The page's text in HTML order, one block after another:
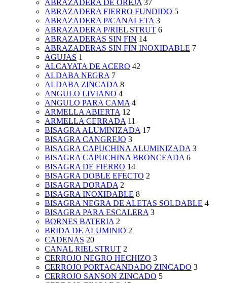
ABRAZADERA DE OREJA 37
ABRAZADERA FIERRO FUNDIDO 5
ABRAZADERA P/CANALETA 3
ABRAZADERA P/RIEL STRUT 6
ABRAZADERAS SIN FIN 14
ABRAZADERAS SIN FIN INOXIDABLE 7
AGUJAS 1
ALCAYATA DE ACERO 42
ALDABA NEGRA 7
ALDABA ZINCADA 8
ANGULO LIVIANO 4
ANGULO PARA CAMA 4
ARMELLA ABIERTA 12
ARMELLA CERRADA 11
BISAGRA ALUMINIZADA 17
BISAGRA CANGREJO 3
BISAGRA CAPUCHINA ALUMINIZADA 3
BISAGRA CAPUCHINA BRONCEADA 6
BISAGRA DE FIERRO 14
BISAGRA DOBLE EFECTO 2
BISAGRA DORADA 2
BISAGRA INOXIDABLE 8
BISAGRA NEGRA DE ALETAS SOLDABLE 4
BISAGRA PARA ESCALERA 3
BORNES BATERIA 2
BRIDA DE ALUMINIO 2
CADENAS 20
CANAL RIEL STRUT 2
CERROJO NEGRO HECHIZO 3
CERROJO PORTACANDADO ZINCADO 3
CERROJO SANSON ZINCADO 5